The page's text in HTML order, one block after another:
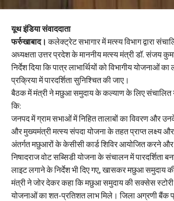
यूथ इंडिया संवाददाता
फर्रुखाबाद। कलेक्ट्रेट सभागार में मत्स्य विभाग द्वारा
अध्यक्षता उत्तर प्रदेश के माननीय मत्स्य मंत्री डॉ. संजय
निर्देश दिया कि पात्र लाभार्थियों को विभागीय
प्रक्रिया में पारदर्शिता सुनिश्चित की जाए।
बैठक में मंत्री ने मछुआ समुदाय के कल्याण के लिए संचालित
कि:
जनपद में ग्राम सभाओं में निहित तालाबों का विवरण और
और मुख्यमंत्री मत्स्य संपदा योजना के तहत प्राप्त लक्ष्य
अंतर्गत मछुआरों के केसीसी कार्ड शिविर आयोजित करने और
निषादराज वोट सब्सिडी योजना के संचालन में पारदर्शिता
लाइट लगाने के निर्देश भी दिए गए, खासकर मछुआ समुदाय
मंत्री ने जोर देकर कहा कि मछुआ समुदाय की सक्सेस
योजनाओं का शत-प्रतिशत लाभ मिले। जिला अग्रणी बैंक